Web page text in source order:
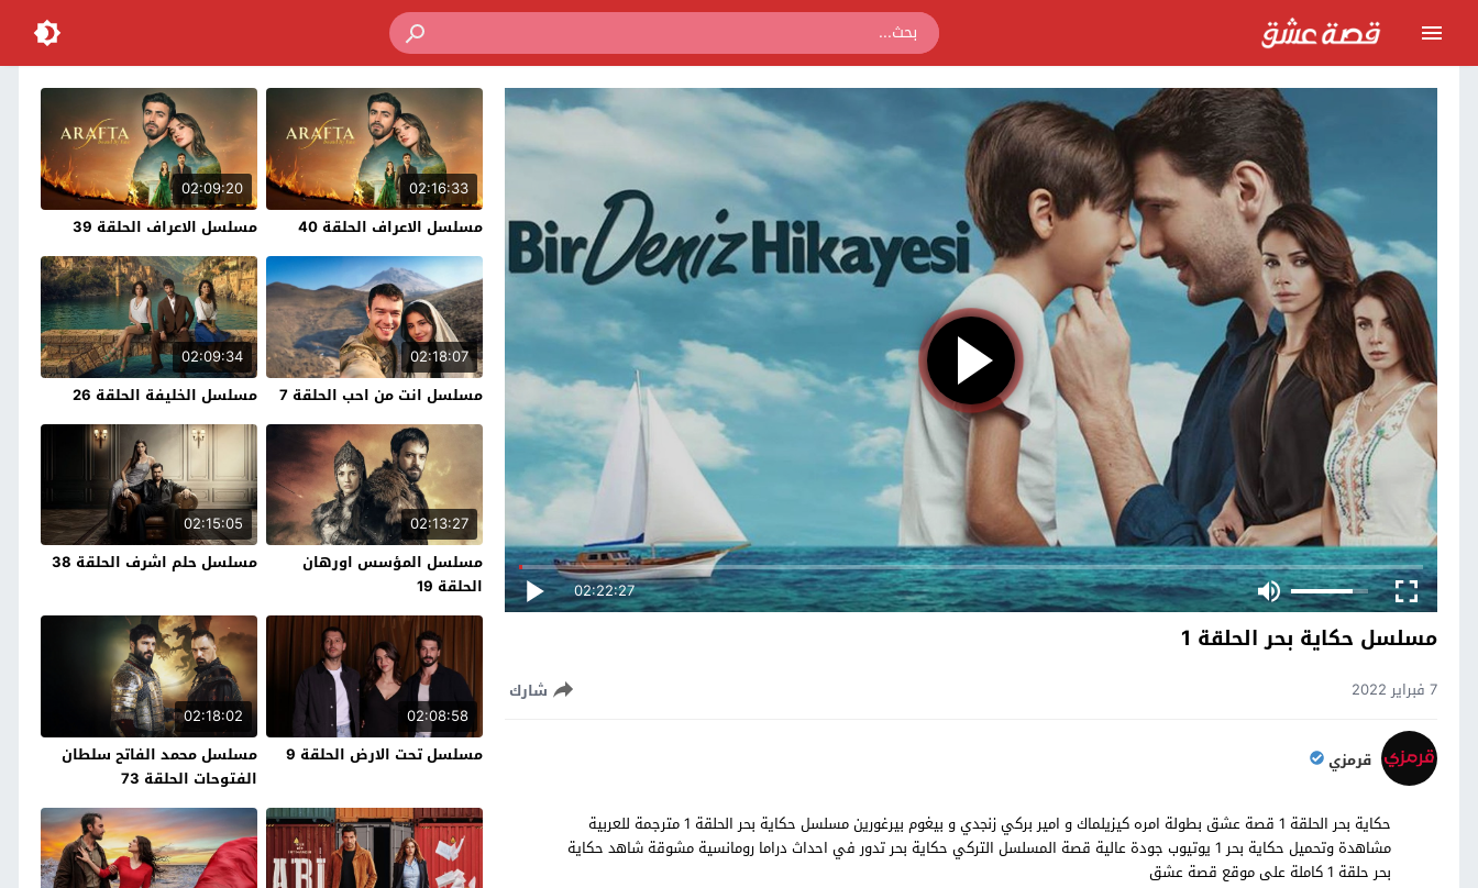
02:22:27
مسلسل حكاية بحر الحلقة 1
7 فبراير 2022 شارك
قرمزي
حكاية بحر الحلقة 1 قصة عشق بطولة امره كيزيلماك و امير بركي زنجدي و بيغوم بيرغورين مسلسل حكاية بحر الحلقة 1 مترجمة للعربية
مشاهدة وتحميل حكاية بحر 1 يوتيوب جودة عالية قصة المسلسل التركي حكاية بحر تدور في احداث دراما ​​رومانسية مشوقة شاهد حكاية
بحر حلقة 1 كاملة على موقع قصة عشق
02:16:33
مسلسل الاعراف الحلقة 40
02:09:20
مسلسل الاعراف الحلقة 39
02:18:07
مسلسل انت من احب الحلقة 7
02:09:34
مسلسل الخليفة الحلقة 26
02:13:27
مسلسل المؤسس اورهان
الحلقة 19
02:15:05
مسلسل حلم اشرف الحلقة 38
02:08:58
مسلسل تحت الارض الحلقة 9
02:18:02
مسلسل محمد الفاتح سلطان
الفتوحات الحلقة 73